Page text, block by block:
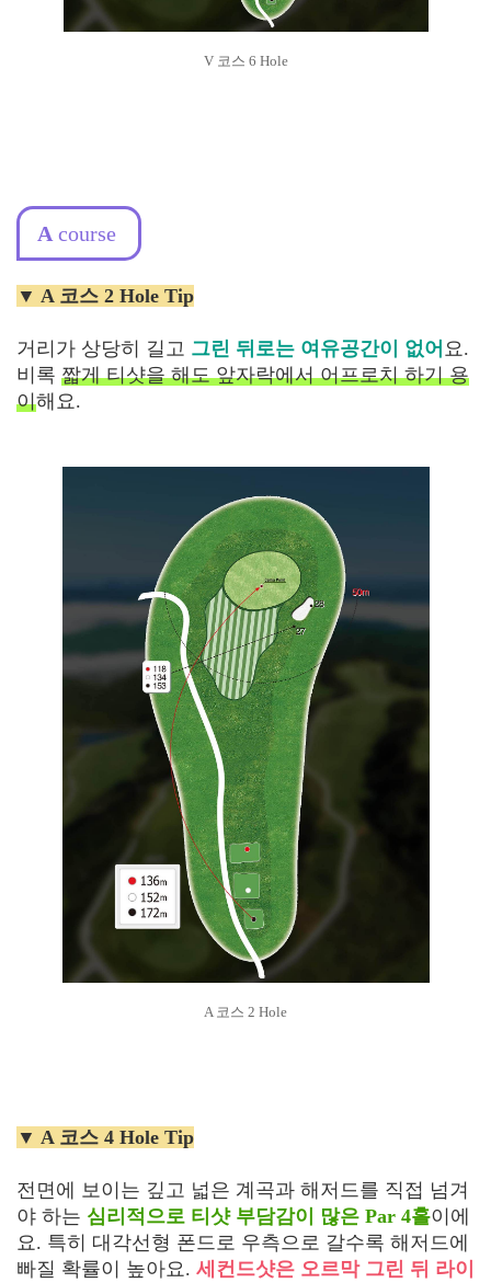
V 코스 6 Hole
A course
▼ A 코스 2 Hole Tip
거리가 상당히 길고 그린 뒤로는 여유공간이 없어 요.
비록 짧게 티샷을 해도 앞자락에서 어프로치 하기 용
이해요.
A 코스 2 Hole
▼ A 코스 4 Hole Tip
전면에 보이는 깊고 넓은 계곡과 해저드를 직접 넘겨
야 하는 심리적으로 티샷 부담감이 많은 Par 4홀이에
요. 특히 대각선형 폰드로 우측으로 갈수록 해저드에
빠질 확률이 높아요. 세컨드샷은 오르막 그린 뒤 라이